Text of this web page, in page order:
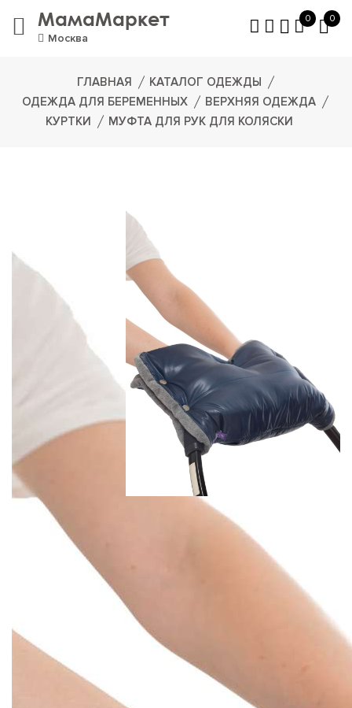
МамаМаркет
Москва
0 0
ГЛАВНАЯ
КАТАЛОГ ОДЕЖДЫ
ОДЕЖДА ДЛЯ БЕРЕМЕННЫХ
ВЕРХНЯЯ ОДЕЖДА
КУРТКИ
МУФТА ДЛЯ РУК ДЛЯ КОЛЯСКИ